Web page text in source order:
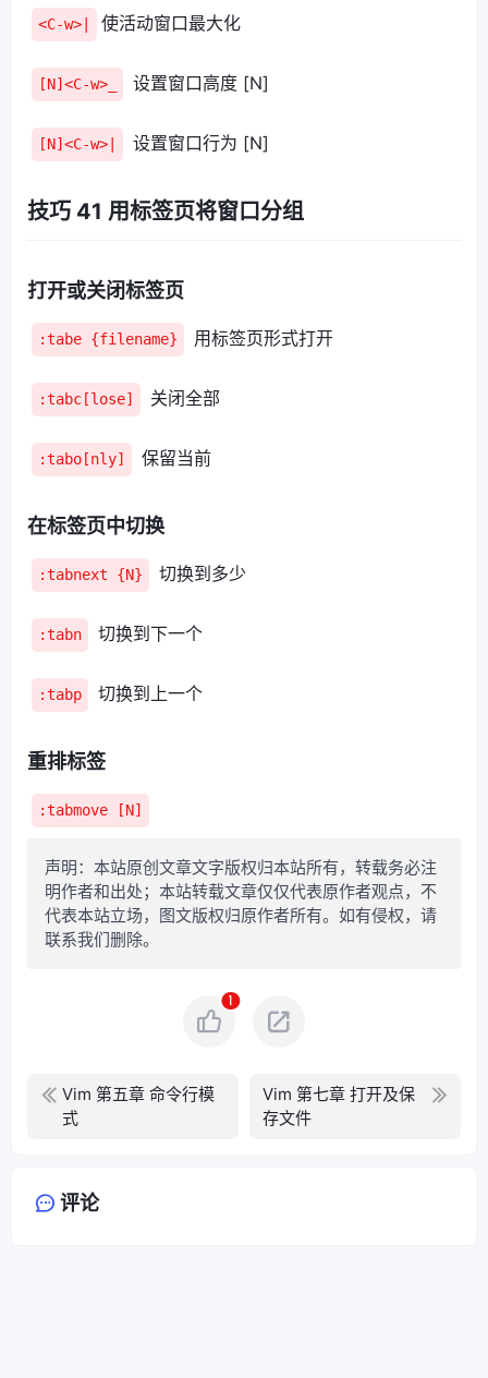
<C-w>| 使活动窗口最大化
[N]<C-w>_ 设置窗口高度 [N]
[N]<C-w>| 设置窗口行为 [N]
技巧 41 用标签页将窗口分组
打开或关闭标签页
:tabe {filename} 用标签页形式打开
:tabc[lose] 关闭全部
:tabo[nly] 保留当前
在标签页中切换
:tabnext {N} 切换到多少
:tabn 切换到下一个
:tabp 切换到上一个
重排标签
:tabmove [N]
声明：本站原创文章文字版权归本站所有，转载务必注
明作者和出处；本站转载文章仅仅代表原作者观点，不
代表本站立场，图文版权归原作者所有。如有侵权，请
联系我们删除。
1
Vim 第五章 命令行模
式
Vim 第七章 打开及保
存文件
评论